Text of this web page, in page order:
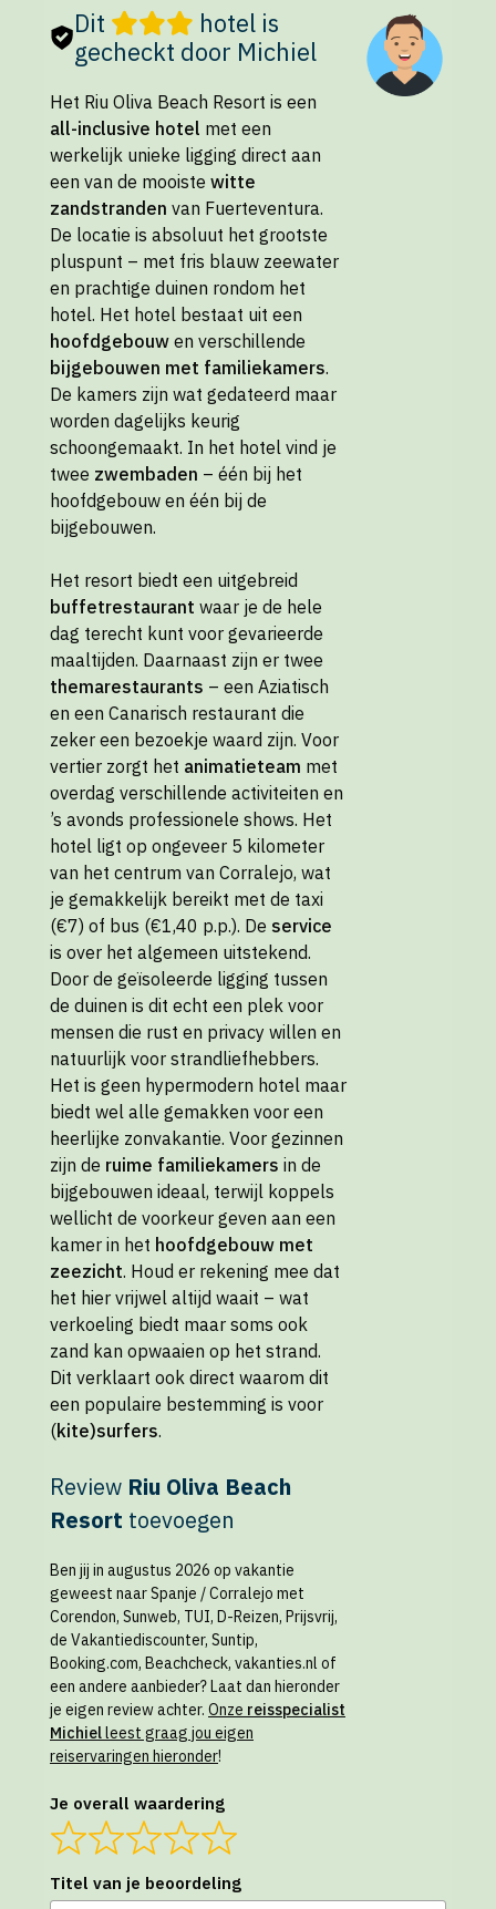
Dit
hotel is
gecheckt door Michiel
Het Riu Oliva Beach Resort is een
all-inclusive hotel met een
werkelijk unieke ligging direct aan
een van de mooiste witte
zandstranden van Fuerteventura.
De locatie is absoluut het grootste
pluspunt – met fris blauw zeewater
en prachtige duinen rondom het
hotel. Het hotel bestaat uit een
hoofdgebouw en verschillende
bijgebouwen met familiekamers.
De kamers zijn wat gedateerd maar
worden dagelijks keurig
schoongemaakt. In het hotel vind je
twee zwembaden – één bij het
hoofdgebouw en één bij de
bijgebouwen.
Het resort biedt een uitgebreid
buffetrestaurant waar je de hele
dag terecht kunt voor gevarieerde
maaltijden. Daarnaast zijn er twee
themarestaurants – een Aziatisch
en een Canarisch restaurant die
zeker een bezoekje waard zijn. Voor
vertier zorgt het animatieteam met
overdag verschillende activiteiten en
’s avonds professionele shows. Het
hotel ligt op ongeveer 5 kilometer
van het centrum van Corralejo, wat
je gemakkelijk bereikt met de taxi
(€7) of bus (€1,40 p.p.). De service
is over het algemeen uitstekend.
Door de geïsoleerde ligging tussen
de duinen is dit echt een plek voor
mensen die rust en privacy willen en
natuurlijk voor strandliefhebbers.
Het is geen hypermodern hotel maar
biedt wel alle gemakken voor een
heerlijke zonvakantie. Voor gezinnen
zijn de ruime familiekamers in de
bijgebouwen ideaal, terwijl koppels
wellicht de voorkeur geven aan een
kamer in het hoofdgebouw met
zeezicht. Houd er rekening mee dat
het hier vrijwel altijd waait – wat
verkoeling biedt maar soms ook
zand kan opwaaien op het strand.
Dit verklaart ook direct waarom dit
een populaire bestemming is voor
(kite)surfers.
Review Riu Oliva Beach
Resort toevoegen
Ben jij in augustus 2026 op vakantie
geweest naar Spanje / Corralejo met
Corendon, Sunweb, TUI, D-Reizen, Prijsvrij,
de Vakantiediscounter, Suntip,
Booking.com, Beachcheck, vakanties.nl of
een andere aanbieder? Laat dan hieronder
je eigen review achter. Onze reisspecialist
Michielleest graag jou eigen
reiservaringen hieronder!
Je overall waardering
Titel van je beoordeling